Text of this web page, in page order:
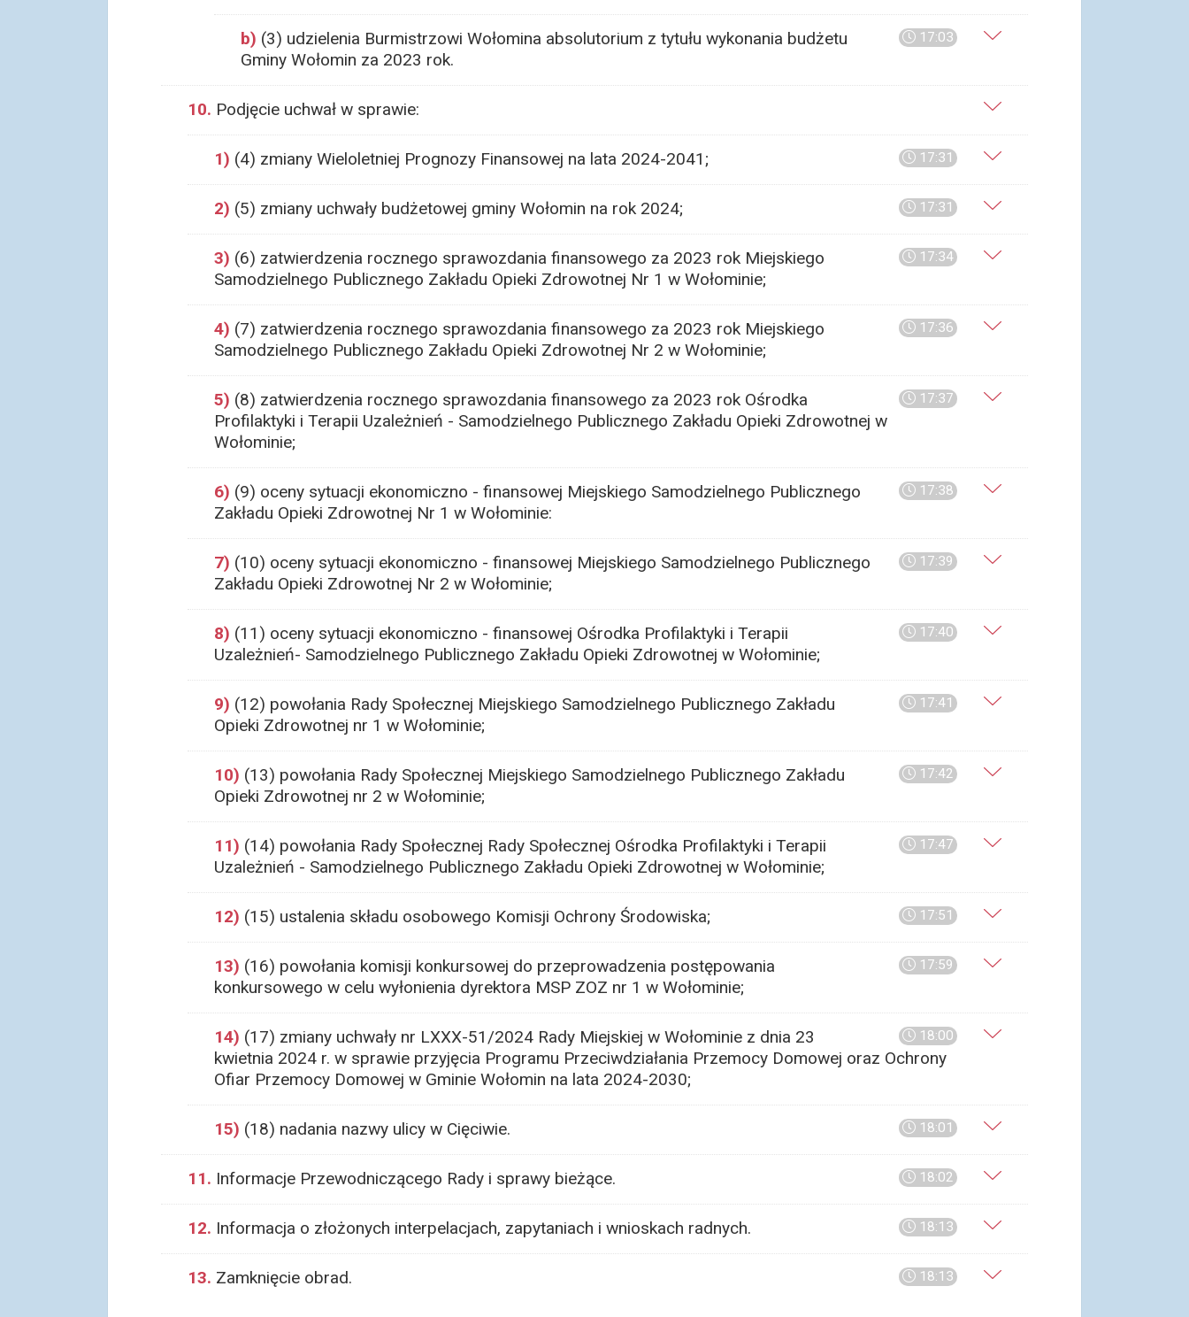
17:03
b) (3) udzielenia Burmistrzowi Wołomina absolutorium z tytułu wykonania budżetu
Gminy Wołomin za 2023 rok.
10. Podjęcie uchwał w sprawie:
17:31
1) (4) zmiany Wieloletniej Prognozy Finansowej na lata 2024-2041;
17:31
2) (5) zmiany uchwały budżetowej gminy Wołomin na rok 2024;
17:34
3) (6) zatwierdzenia rocznego sprawozdania finansowego za 2023 rok Miejskiego
Samodzielnego Publicznego Zakładu Opieki Zdrowotnej Nr 1 w Wołominie;
17:36
4) (7) zatwierdzenia rocznego sprawozdania finansowego za 2023 rok Miejskiego
Samodzielnego Publicznego Zakładu Opieki Zdrowotnej Nr 2 w Wołominie;
17:37
5) (8) zatwierdzenia rocznego sprawozdania finansowego za 2023 rok Ośrodka
Profilaktyki i Terapii Uzależnień - Samodzielnego Publicznego Zakładu Opieki Zdrowotnej w
Wołominie;
17:38
6) (9) oceny sytuacji ekonomiczno - finansowej Miejskiego Samodzielnego Publicznego
Zakładu Opieki Zdrowotnej Nr 1 w Wołominie:
17:39
7) (10) oceny sytuacji ekonomiczno - finansowej Miejskiego Samodzielnego Publicznego
Zakładu Opieki Zdrowotnej Nr 2 w Wołominie;
17:40
8) (11) oceny sytuacji ekonomiczno - finansowej Ośrodka Profilaktyki i Terapii
Uzależnień- Samodzielnego Publicznego Zakładu Opieki Zdrowotnej w Wołominie;
17:41
9) (12) powołania Rady Społecznej Miejskiego Samodzielnego Publicznego Zakładu
Opieki Zdrowotnej nr 1 w Wołominie;
17:42
10) (13) powołania Rady Społecznej Miejskiego Samodzielnego Publicznego Zakładu
Opieki Zdrowotnej nr 2 w Wołominie;
17:47
11) (14) powołania Rady Społecznej Rady Społecznej Ośrodka Profilaktyki i Terapii
Uzależnień - Samodzielnego Publicznego Zakładu Opieki Zdrowotnej w Wołominie​​​;
17:51
12) (15) ustalenia składu osobowego Komisji Ochrony Środowiska;
17:59
13) (16) powołania komisji konkursowej do przeprowadzenia postępowania
konkursowego w celu wyłonienia dyrektora MSP ZOZ nr 1 w Wołominie;
18:00
14) (17) zmiany uchwały nr LXXX-51/2024 Rady Miejskiej w Wołominie z dnia 23
kwietnia 2024 r. w sprawie przyjęcia Programu Przeciwdziałania Przemocy Domowej oraz Ochrony
Ofiar Przemocy Domowej w Gminie Wołomin na lata 2024-2030;
18:01
15) (18) nadania nazwy ulicy w Cięciwie.
18:02
11. Informacje Przewodniczącego Rady i sprawy bieżące.
18:13
12. Informacja o złożonych interpelacjach, zapytaniach i wnioskach radnych.
18:13
13. Zamknięcie obrad.